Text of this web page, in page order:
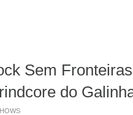
Sem
do